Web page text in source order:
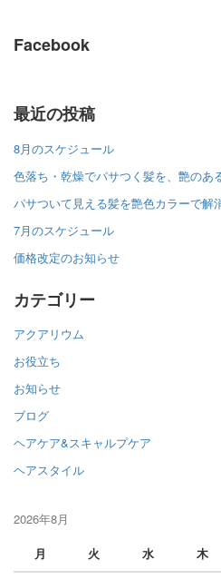
Facebook
最近の投稿
8月のスケジュール
色落ち・乾燥でパサつく髪を、艶のあ
パサついて見える髪を艶色カラーで解
7月のスケジュール
価格改定のお知らせ
カテゴリー
アクアリウム
お役立ち
お知らせ
ブログ
ヘアケア&スキャルプケア
ヘアスタイル
2026年8月
月
火 水 木